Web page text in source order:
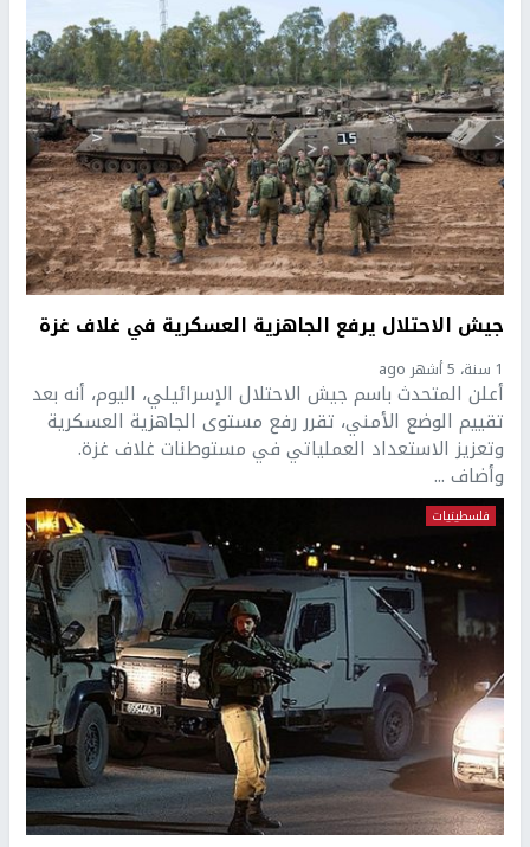
جيش الاحتلال يرفع الجاهزية العسكرية في غلاف غزة
1 سنة، 5 أشهر ago
أعلن المتحدث باسم جيش الاحتلال الإسرائيلي، اليوم، أنه بعد
تقييم الوضع الأمني، تقرر رفع مستوى الجاهزية العسكرية
وتعزيز الاستعداد العملياتي في مستوطنات غلاف غزة.
وأضاف ...
فلسطينيات